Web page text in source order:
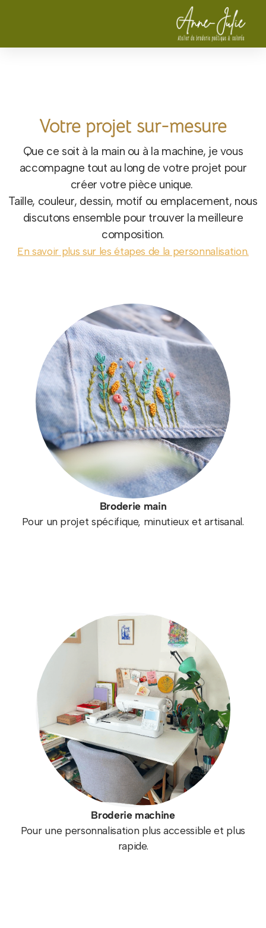
Votre projet sur-mesure
Que ce soit à la main ou à la machine, je vous
accompagne tout au long de votre projet pour
créer votre pièce unique.
Taille, couleur, dessin, motif ou emplacement, nous
discutons ensemble pour trouver la meilleure
composition.
En savoir plus sur les étapes de la personnalisation.
Broderie main
Pour un projet spécifique, minutieux et artisanal.
Broderie machine
Pour une personnalisation plus accessible et plus
rapide.